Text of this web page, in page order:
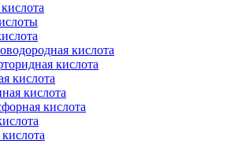
кислота
кислота
кислота
кислота
кислота